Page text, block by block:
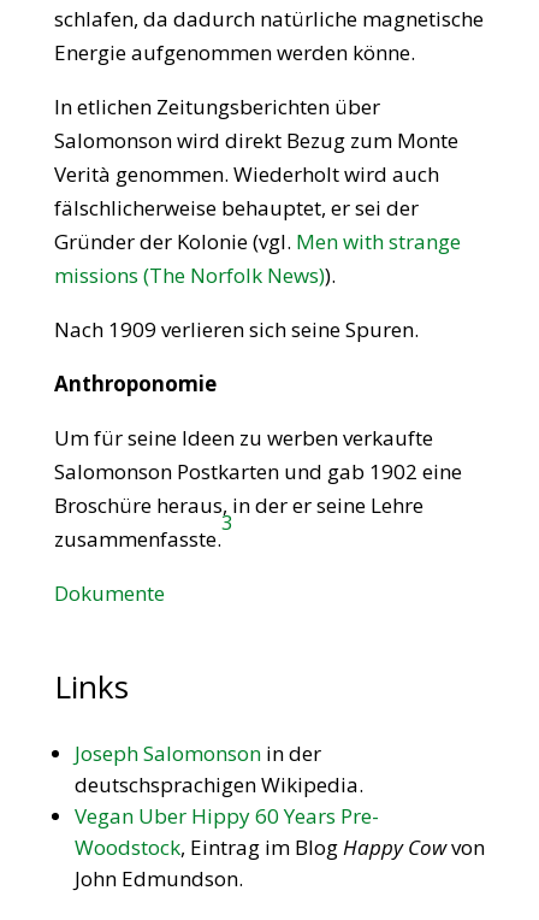
schlafen, da dadurch natürliche magnetische
Energie aufgenommen werden könne.
In etlichen Zeitungsberichten über
Salomonson wird direkt Bezug zum Monte
Verità genommen. Wiederholt wird auch
fälschlicherweise behauptet, er sei der
Gründer der Kolonie (vgl. Men with strange
missions (The Norfolk News)).
Nach 1909 verlieren sich seine Spuren.
Anthroponomie
Um für seine Ideen zu werben verkaufte
Salomonson Postkarten und gab 1902 eine
Broschüre heraus, in der er seine Lehre
zusammenfasste.
3
Dokumente
Links
Joseph Salomonsonin der
deutschsprachigen Wikipedia.
Vegan Uber Hippy 60 Years Pre-
Woodstock, Eintrag im BlogHappy Cowvon
John Edmundson.